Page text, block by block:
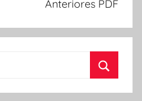
Anteriores PDF